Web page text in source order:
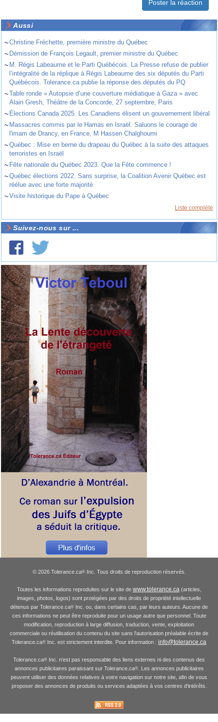
Aussi
~Christine Fréchette, première ministre du Québec
~ Démission de François Legault, premier ministre du Québec
~ M. Régis Labeaume et le Parti Québécois. La Presse refuse de publier
l’intégralité de la réplique à Régis Labeaume des six députés du Parti
Québécois. Tolerance.ca publie la réponse des députés du PQ
~Table ronde « Autopsie d’une couverture médiatique à Gaza » avec
Alain Gresh, Théâtre de la Concorde, 27 septembre, Paris
~ Élections Canada 2025. Les Canadiens élisent un gouvernement libéral
~ Massacres commis par le Hamas en Israël. Saluons le courage de
l'imam de Drancy, en France, M Hassen Chalghoumi
~Québec : Mise en berne du drapeau du Québec à la suite des attaques
terroristes en Israël
~ Fête nationale du Québec 2023. Que la Fête commence !
~Québec élections 2022. Sans surprise, la Coalition Avenir Québec est
réélue avec une forte majorité
~Visite historique du Pape à Québec
Liste complète
Suivez-nous sur ...
© 2026 Tolerance.ca®Inc. Tous droits de reproduction réservés.
Toutes les informations reproduites sur le site de www.tolerance.ca (articles,
images, photos, logos) sont protégées par des droits de propriété intellectuelle
détenus par Tolerance.ca® Inc. ou, dans certains cas, par leurs auteurs. Aucune de
ces informations ne peut être reproduite pour un usage autre que personnel. Toute
modification, reproduction à large diffusion, traduction, vente, exploitation
commerciale ou réutilisation du contenu du site sans l'autorisation préalable écrite de
Tolerance.ca® Inc. est strictement interdite. Pour information : info@tolerance.ca
Tolerance.ca® Inc. n'est pas responsable des liens externes ni des contenus des
annonces publicitaires paraissant sur Tolerance.ca®. Les annonces publicitaires
peuvent utiliser des données relatives à votre navigation sur notre site, afin de vous
proposer des annonces de produits ou services adaptées à vos centres d'intérêts.